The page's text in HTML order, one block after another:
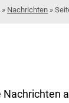
» Nachrichten »
Nachrichten